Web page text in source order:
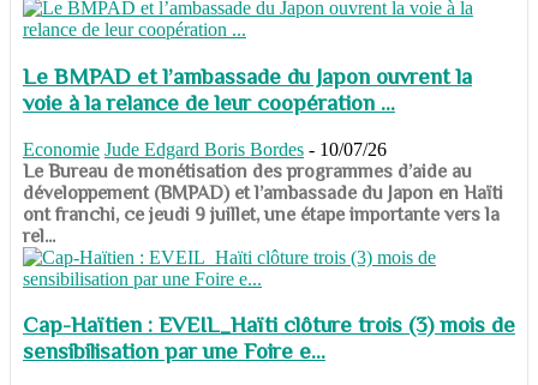
Le BMPAD et l’ambassade du Japon ouvrent la
voie à la relance de leur coopération ...
Economie Jude Edgard Boris Bordes - 10/07/26
​​​​​​​Le Bureau de monétisation des programmes d’aide au
développement (BMPAD) et l’ambassade du Japon en Haïti
ont franchi, ce jeudi 9 juillet, une étape importante vers la
rel...
Cap-Haïtien : EVEIL_Haïti clôture trois (3) mois de
sensibilisation par une Foire e...